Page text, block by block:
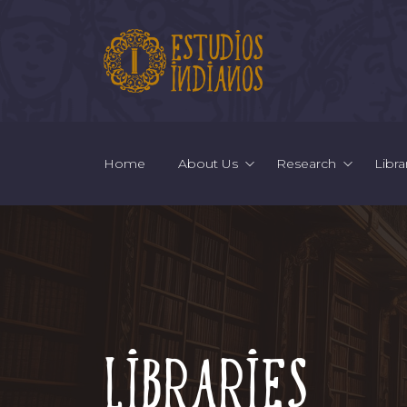
Home About Us Research
Libraries